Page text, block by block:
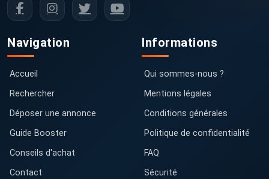
Navigation
Accueil
Rechercher
Déposer une annonce
Guide Booster
Conseils d'achat
Contact
Informations
Qui sommes-nous ?
Mentions légales
Conditions générales
Politique de confidentialité
FAQ
Sécurité